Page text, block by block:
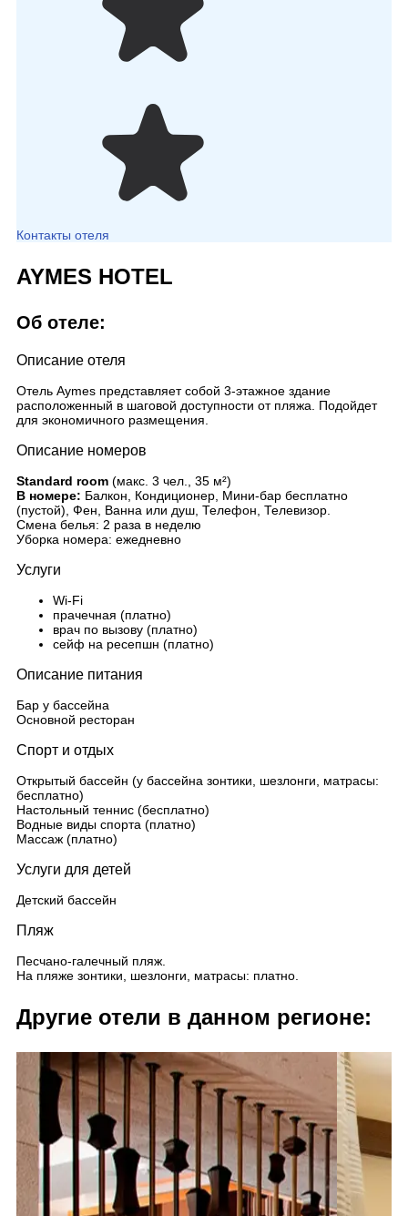
Контакты отеля
AYMES HOTEL
Об отеле:
Описание отеля
Отель Aymes представляет собой 3-этажное здание
расположенный в шаговой доступности от пляжа. Подойдет
для экономичного размещения.
Описание номеров
Standard room (макс. 3 чел., 35 м²)
В номере: Балкон, Кондиционер, Мини-бар бесплатно
(пустой), Фен, Ванна или душ, Телефон, Телевизор.
Смена белья: 2 раза в неделю
Уборка номера: ежедневно
Услуги
Wi-Fi
прачечная (платно)
врач по вызову (платно)
сейф на ресепшн (платно)
Описание питания
Бар у бассейна
Основной ресторан
Спорт и отдых
Открытый бассейн (у бассейна зонтики, шезлонги, матрасы:
бесплатно)
Настольный теннис (бесплатно)
Водные виды спорта (платно)
Массаж (платно)
Услуги для детей
Детский бассейн
Пляж
Песчано-галечный пляж.
На пляже зонтики, шезлонги, матрасы: платно.
Другие отели в данном регионе: